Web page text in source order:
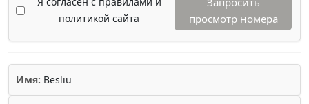
политикой сайта
просмотр номера
Имя: Besliu